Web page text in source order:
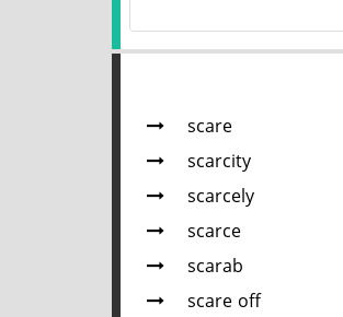
scare
scarcity
scarcely
scarce
scarab
scare off